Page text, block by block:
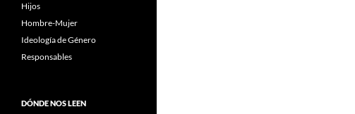
Hijos
Hombre-Mujer
Ideología de Género
Responsables
DÓNDE NOS LEEN